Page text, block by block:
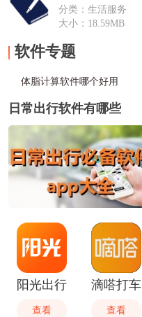
分类：生活服务
大小：18.59MB
软件专题
体脂计算软件哪个好用
日常出行软件有哪些
阳光出行
查看
滴嗒打车
查看